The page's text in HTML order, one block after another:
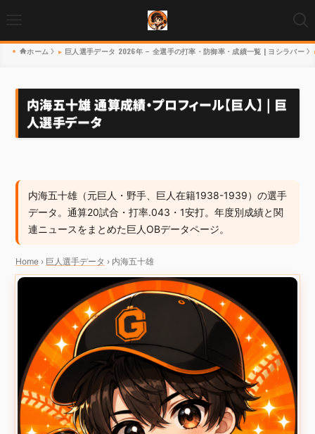
ホーム 巨人選手データ 2026年 – 全選手の打率・防御率・成績一覧 | ヨシラバー
内海五十雄 通算成績・プロフィール【巨人】 | 巨
人選手データ
内海五十雄（元巨人・野手、巨人在籍1938-1939）の選手
データ。通算20試合・打率.043・1安打。年度別成績と関
連ニュースをまとめた巨人OBデータページ。
Home › 巨人選手データ › 内海五十雄